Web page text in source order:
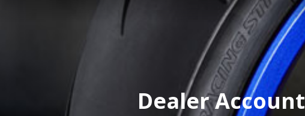
Dealer Account